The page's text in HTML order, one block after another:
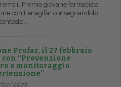
il Premio giovane farmacista
con Fenagifar consegnandolo
Profar, il 27 febbraio
“Prevenzione
e monitoraggio
2025